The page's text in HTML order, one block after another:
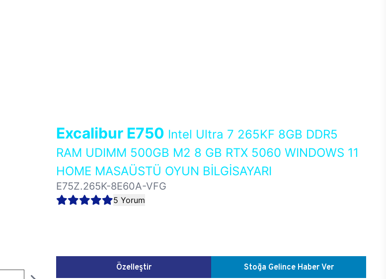
Excalibur E750 Intel Ultra 7 265KF 8GB DDR5
RAM UDIMM 500GB M2 8 GB RTX 5060 WINDOWS 11
HOME MASAÜSTÜ OYUN BİLGİSAYARI
E75Z.265K-8E60A-VFG
5 Yorum
Özelleştir Stoğa Gelince Haber Ver